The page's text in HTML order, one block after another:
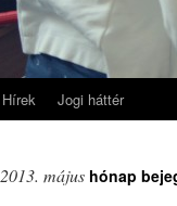
Hírek Jogi háttér
2013. május hónap